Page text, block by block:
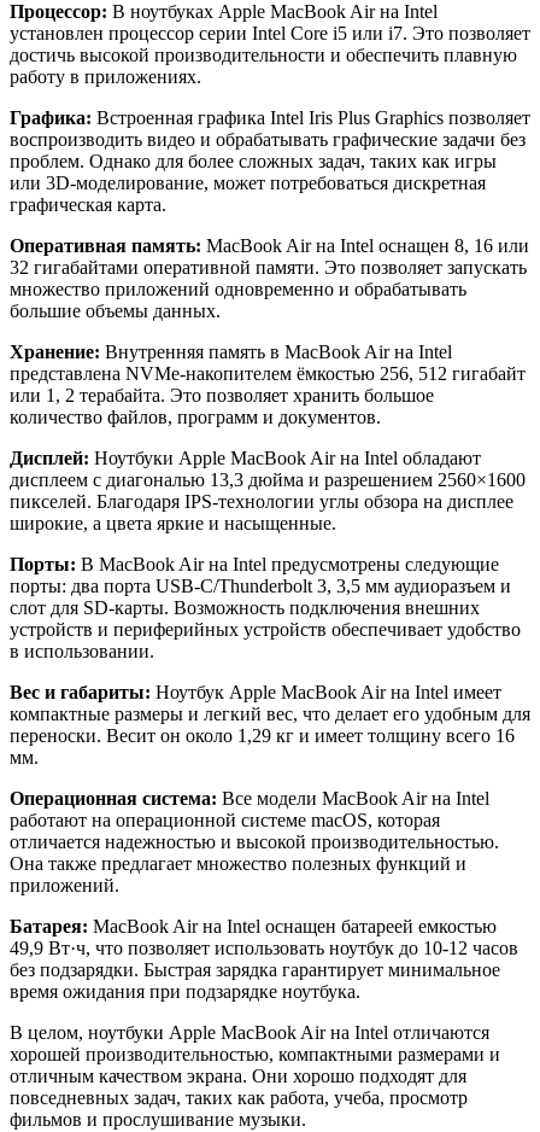
Процессор: В ноутбуках Apple MacBook Air на Intel
установлен процессор серии Intel Core i5 или i7. Это позволяет
достичь высокой производительности и обеспечить плавную
работу в приложениях.
Графика: Встроенная графика Intel Iris Plus Graphics позволяет
воспроизводить видео и обрабатывать графические задачи без
проблем. Однако для более сложных задач, таких как игры
или 3D-моделирование, может потребоваться дискретная
графическая карта.
Оперативная память: MacBook Air на Intel оснащен 8, 16 или
32 гигабайтами оперативной памяти. Это позволяет запускать
множество приложений одновременно и обрабатывать
большие объемы данных.
Хранение: Внутренняя память в MacBook Air на Intel
представлена NVMe-накопителем ёмкостью 256, 512 гигабайт
или 1, 2 терабайта. Это позволяет хранить большое
количество файлов, программ и документов.
Дисплей: Ноутбуки Apple MacBook Air на Intel обладают
дисплеем с диагональю 13,3 дюйма и разрешением 2560×1600
пикселей. Благодаря IPS-технологии углы обзора на дисплее
широкие, а цвета яркие и насыщенные.
Порты: В MacBook Air на Intel предусмотрены следующие
порты: два порта USB-C/Thunderbolt 3, 3,5 мм аудиоразъем и
слот для SD-карты. Возможность подключения внешних
устройств и периферийных устройств обеспечивает удобство
в использовании.
Вес и габариты: Ноутбук Apple MacBook Air на Intel имеет
компактные размеры и легкий вес, что делает его удобным для
переноски. Весит он около 1,29 кг и имеет толщину всего 16
мм.
Операционная система: Все модели MacBook Air на Intel
работают на операционной системе macOS, которая
отличается надежностью и высокой производительностью.
Она также предлагает множество полезных функций и
приложений.
Батарея: MacBook Air на Intel оснащен батареей емкостью
49,9 Вт·ч, что позволяет использовать ноутбук до 10-12 часов
без подзарядки. Быстрая зарядка гарантирует минимальное
время ожидания при подзарядке ноутбука.
В целом, ноутбуки Apple MacBook Air на Intel отличаются
хорошей производительностью, компактными размерами и
отличным качеством экрана. Они хорошо подходят для
повседневных задач, таких как работа, учеба, просмотр
фильмов и прослушивание музыки.